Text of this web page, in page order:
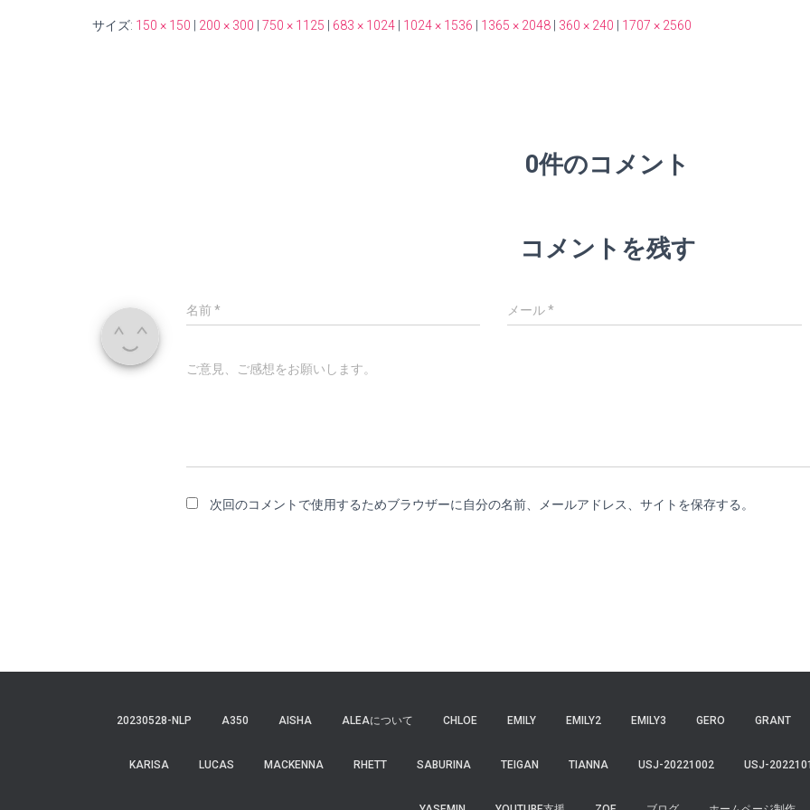
サイズ: 150 × 150 200 × 300 750 × 1125 683 × 1024 1024 × 1536 1365 × 2048 360 × 240 1707 × 2560
0件のコメント
コメントを残す
名前* メール*
ご意見、ご感想をお願いします。
次回のコメントで使用するためブラウザーに自分の名前、メールアドレス、サイトを保存する。
20230528-NLP A350 AISHA ALEAについて CHLOE EMILY EMILY2 EMILY3 GERO GRANT
KARISA LUCAS MACKENNA RHETT SABURINA TEIGAN TIANNA USJ-20221002 USJ-